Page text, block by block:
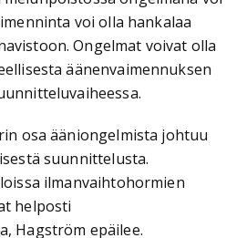
voi olla hankalaa
Ongelmat voivat olla
äänenvaimennuksen
osa ääniongelmista johtuu
suunnittelusta.
ilmanvaihtohormien
helposti
Hagström epäilee.